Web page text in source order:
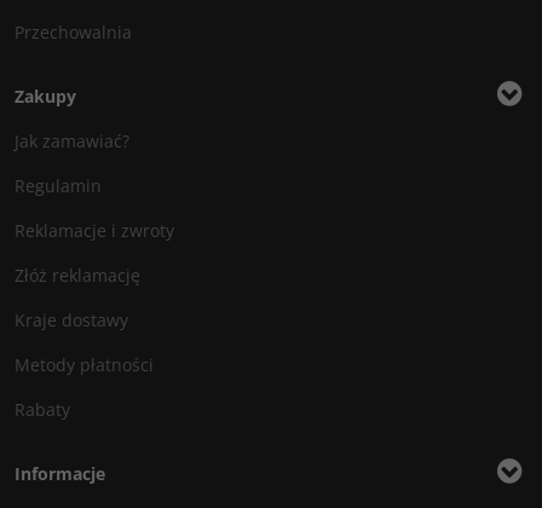
Przechowalnia
Zakupy
Jak zamawiać?
Regulamin
Reklamacje i zwroty
Złóż reklamację
Kraje dostawy
Metody płatności
Rabaty
Informacje